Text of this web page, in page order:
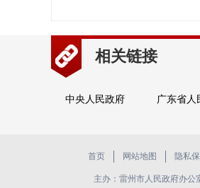
相关链接
中央人民政府 广东省人
首页 网站地图 隐私
主办：雷州市人民政府办